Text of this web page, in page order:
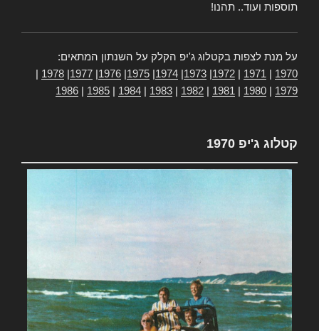
תוספות ועוד.. תהנו!
על מנת לצפות בקטלוג ג'יפ הקלק על השנתון המתאים:
1970
1971
1972
1973
1974
1975
1976
1977
1978
1979
1980
1981
1982
1983
1984
1985
1986
קטלוג ג'יפ 1970